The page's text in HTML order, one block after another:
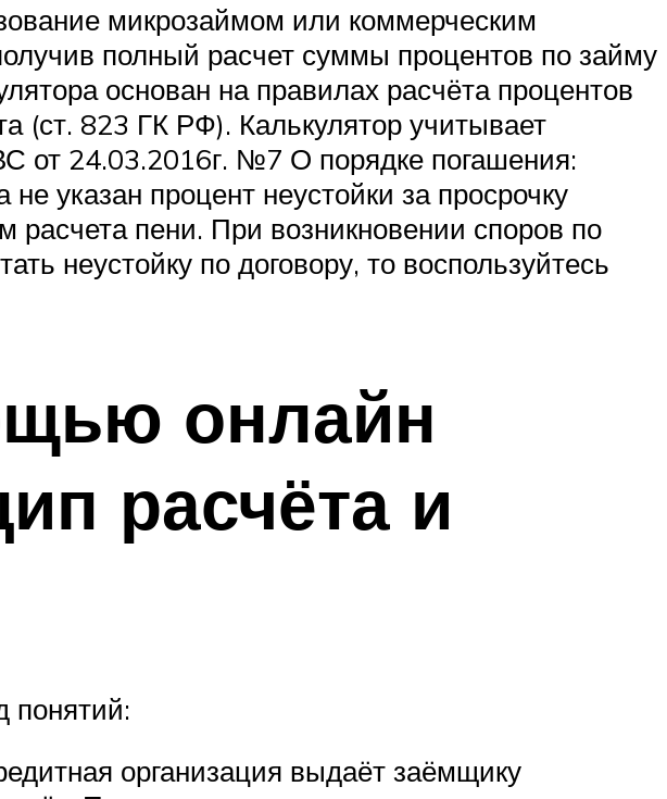
микрозаймом или коммерческим
полный расчет суммы процентов по займу
основан на правилах расчёта процентов
(ст. 823 ГК РФ). Калькулятор учитывает
от 24.03.2016г. №7 О порядке погашения:
указан процент неустойки за просрочку
расчета пени. При возникновении споров по
неустойку по договору, то воспользуйтесь
онлайн
расчёта и
понятий:
организация выдаёт заёмщику